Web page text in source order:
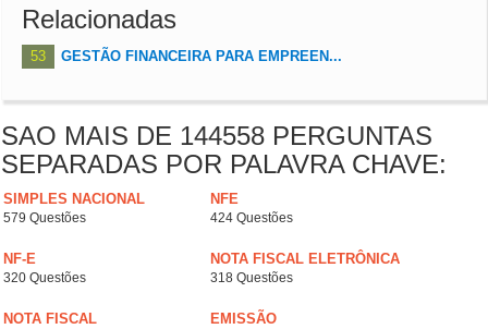
Relacionadas
53 GESTÃO FINANCEIRA PARA EMPREEN...
SAO MAIS DE 144558 PERGUNTAS
SEPARADAS POR PALAVRA CHAVE:
SIMPLES NACIONAL
579 Questões
NFE
424 Questões
NF-E
320 Questões
NOTA FISCAL ELETRÔNICA
318 Questões
NOTA FISCAL EMISSÃO